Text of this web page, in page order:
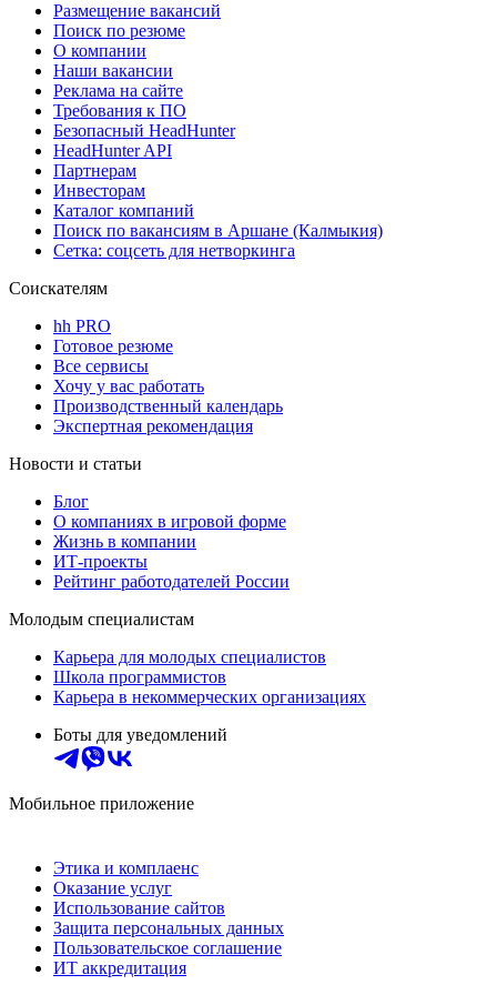
Размещение вакансий
Поиск по резюме
О компании
Наши вакансии
Реклама на сайте
Требования к ПО
Безопасный HeadHunter
HeadHunter API
Партнерам
Инвесторам
Каталог компаний
Поиск по вакансиям в Аршане (Калмыкия)
Сетка: соцсеть для нетворкинга
Соискателям
hh PRO
Готовое резюме
Все сервисы
Хочу у вас работать
Производственный календарь
Экспертная рекомендация
Новости и статьи
Блог
О компаниях в игровой форме
Жизнь в компании
ИТ-проекты
Рейтинг работодателей России
Молодым специалистам
Карьера для молодых специалистов
Школа программистов
Карьера в некоммерческих организациях
Боты для уведомлений
Мобильное приложение
Этика и комплаенс
Оказание услуг
Использование сайтов
Защита персональных данных
Пользовательское соглашение
ИТ аккредитация